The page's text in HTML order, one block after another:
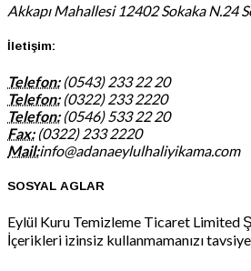
Akkapı Mahallesi 12402 Sokaka N.24
İletişim:
Telefon:(0543) 233 22 20
Telefon:(0322) 233 2220
Telefon:(0546) 533 22 20
Fax:(0322) 233 2220
Mail:info@adanaeylulhaliyikama.com
SOSYAL AGLAR
Eylül Kuru Temizleme Ticaret Limited
İçerikleri izinsiz kullanmamanızı